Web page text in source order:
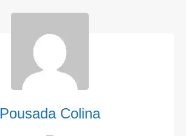
Pousada Colina